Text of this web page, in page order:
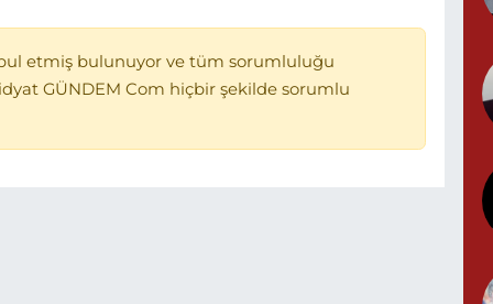
etmiş bulunuyor ve tüm sorumluluğu
GÜNDEM Com hiçbir şekilde sorumlu